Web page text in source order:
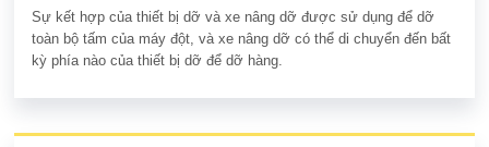
Sự kết hợp của thiết bị dỡ và xe nâng dỡ được sử dụng để dỡ
toàn bộ tấm của máy đột, và xe nâng dỡ có thể di chuyển đến bất
kỳ phía nào của thiết bị dỡ để dỡ hàng.